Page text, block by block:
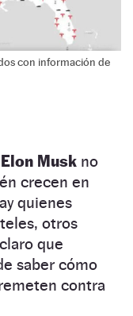
con información de
Musk no
crecen en
quienes
otros
que
saber cómo
contra